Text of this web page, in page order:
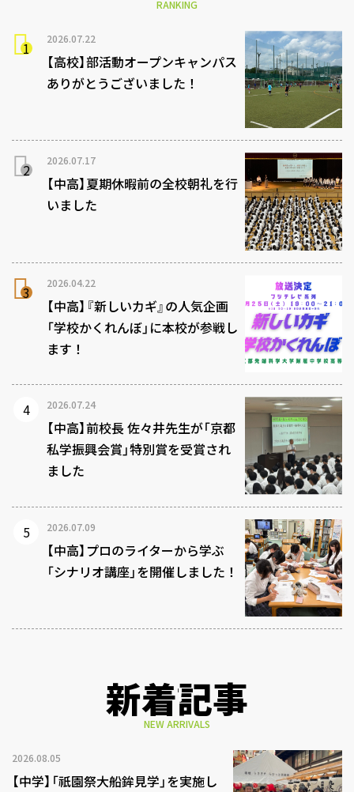
RANKING
2026.07.22
【高校】部活動オープンキャンパス
ありがとうございました！
2026.07.17
【中高】夏期休暇前の全校朝礼を行
いました
2026.04.22
【中高】『新しいカギ』の人気企画
「学校かくれんぼ」に本校が参戦し
ます！
2026.07.24
【中高】前校長 佐々井先生が「京都
私学振興会賞」特別賞を受賞され
ました
2026.07.09
【中高】プロのライターから学ぶ
「シナリオ講座」を開催しました！
新着記事
NEW ARRIVALS
2026.08.05
【中学】「祇園祭大船鉾見学」を実施し